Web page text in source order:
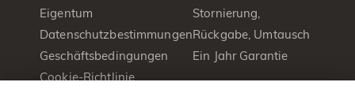
Eigentum
Datenschutzbestimmungen
Geschäftsbedingungen
Cookie-Richtlinie
Stornierung,
Rückgabe, Umtausch
Ein Jahr Garantie